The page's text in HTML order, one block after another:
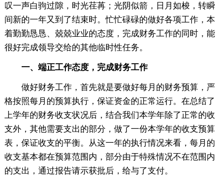
叹一声白驹过隙，时光荏苒；光阴似箭，日月如梭，转瞬
间新的一年又到了结束时。忙忙碌碌的做好各项工作，本
着勤勤恳恳、兢兢业业的态度，完成财务工作的同时，能
很好完成领导交给的其他临时性任务。
一、端正工作态度，完成财务工作
做好财务工作，首先就是要做好每月的财务预算，严
格按照每月的预算执行，保证资金的正常运行。在总结了
上学年的财务收支状况后，结合我们本学年除了正常的收
支外，其他需要支出的部分，做了一份本学年的收支预算
表，保证收支的平衡。从这一年的执行情况来看，每月的
收支基本都在预算范围内，部分由于特殊情况不在范围内
的支出，通过报告请示获批后，给与了支付。